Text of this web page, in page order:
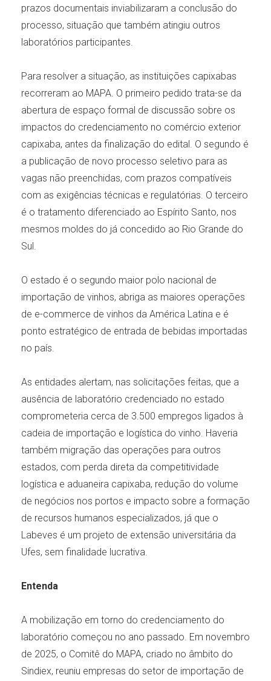
prazos documentais inviabilizaram a conclusão do
processo, situação que também atingiu outros
laboratórios participantes.
Para resolver a situação, as instituições capixabas
recorreram ao MAPA. O primeiro pedido trata-se da
abertura de espaço formal de discussão sobre os
impactos do credenciamento no comércio exterior
capixaba, antes da finalização do edital. O segundo é
a publicação de novo processo seletivo para as
vagas não preenchidas, com prazos compatíveis
com as exigências técnicas e regulatórias. O terceiro
é o tratamento diferenciado ao Espírito Santo, nos
mesmos moldes do já concedido ao Rio Grande do
Sul.
O estado é o segundo maior polo nacional de
importação de vinhos, abriga as maiores operações
de e-commerce de vinhos da América Latina e é
ponto estratégico de entrada de bebidas importadas
no país.
As entidades alertam, nas solicitações feitas, que a
ausência de laboratório credenciado no estado
comprometeria cerca de 3.500 empregos ligados à
cadeia de importação e logística do vinho. Haveria
também migração das operações para outros
estados, com perda direta da competitividade
logística e aduaneira capixaba, redução do volume
de negócios nos portos e impacto sobre a formação
de recursos humanos especializados, já que o
Labeves é um projeto de extensão universitária da
Ufes, sem finalidade lucrativa.
Entenda
A mobilização em torno do credenciamento do
laboratório começou no ano passado. Em novembro
de 2025, o Comitê do MAPA, criado no âmbito do
Sindiex, reuniu empresas do setor de importação de